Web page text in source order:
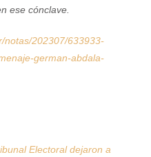
ese cónclave.
notas/202307/633933-
german-abdala-
Electoral dejaron a